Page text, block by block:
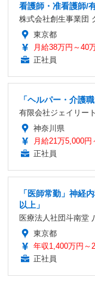
看護師・准看護師/
株式会社創生事業団
東京都
月給38万円～40
正社員
「ヘルパー・介護
有限会社ジェイリー
神奈川県
月給21万5,000円
正社員
「医師常勤」神経
以上」
医療法人社団斗南堂
東京都
年収1,400万円～
正社員